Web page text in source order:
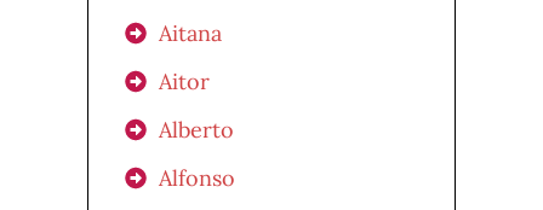
Aitana
Aitor
Alberto
Alfonso